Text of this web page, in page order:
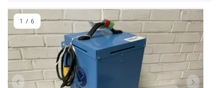
Artículo anterior
1 / 6